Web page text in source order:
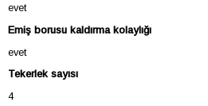
evet
Emiş borusu kaldırma kolaylığı
evet
Tekerlek sayısı
4